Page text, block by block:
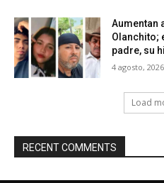
Aumentan
Olanchito;
padre, su
4 agosto, 2026
Load
RECENT COMMENTS